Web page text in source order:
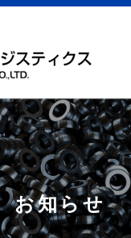
お知らせ